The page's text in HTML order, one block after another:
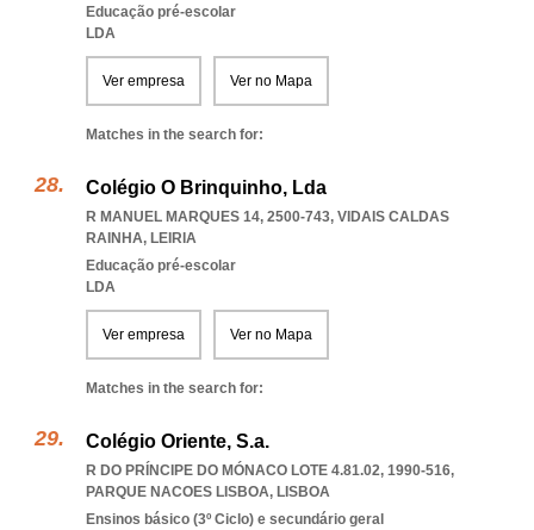
Educação pré-escolar
LDA
Ver empresa Ver no Mapa
Matches in the search for:
Colégio O Brinquinho, Lda
R MANUEL MARQUES 14, 2500-743, VIDAIS CALDAS
RAINHA, LEIRIA
Educação pré-escolar
LDA
Ver empresa Ver no Mapa
Matches in the search for:
Colégio Oriente, S.a.
R DO PRÍNCIPE DO MÓNACO LOTE 4.81.02, 1990-516,
PARQUE NACOES LISBOA, LISBOA
Ensinos básico (3º Ciclo) e secundário geral